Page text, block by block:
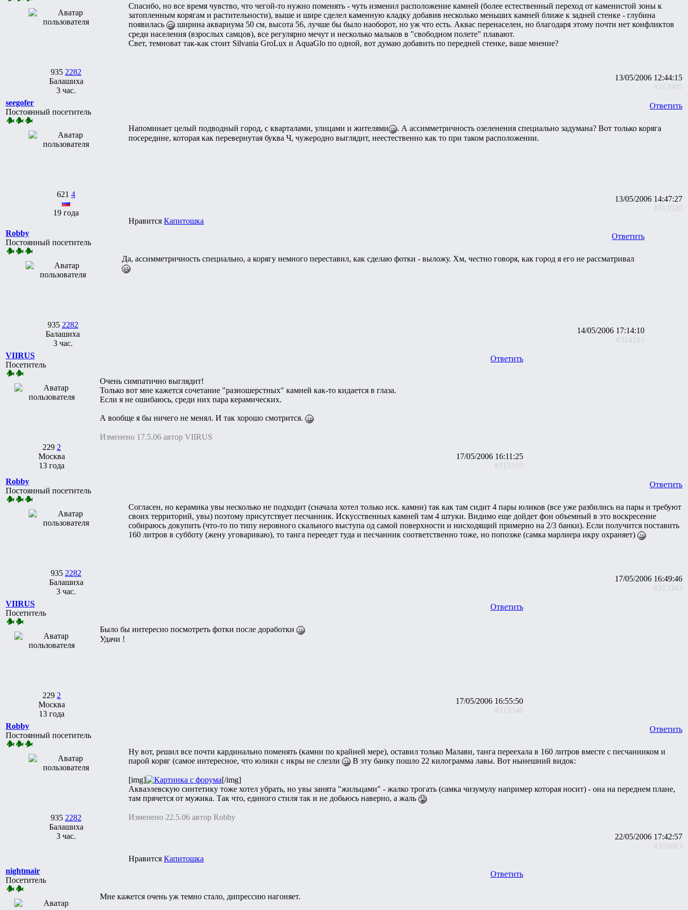
935 2282
Балашиха
3 час.
Спасибо, но все время чувство, что чегой-то нужно поменять - чуть изменил расположение камней (более естественный переход от каменистой зоны к
затопленным корягам и растительности), выше и шире сделел каменную кладку добавив несколько меньших камней ближе к задней стенке - глубина
появилась
ширина аквариума 50 см, высота 56, лучше бы было наоборот, но уж что есть. Аквас перенаселен, но благодаря этому почти нет конфликтов
среди населения (взрослых самцов), все регулярно мечут и несколько мальков в "свободном полете" плавают.
Свет, темноват так-как стоит Silvania GroLux и AquaGlo по одной, вот думаю добавить по передней стенке, ваше мнение?
13/05/2006 12:44:15
#313905
seegofer
Постоянный посетитель
621 4
19 года
Ответить
Напоминает целый подводный город, с кварталами, улицами и жителями
. А ассимметричность озеленения специально задумана? Вот только коряга
посередине, которая как перевернутая буква Ч, чужеродно выглядит, неестественно как то при таком расположении.
13/05/2006 14:47:27
#313926
Нравится Капитошка
Robby
Постоянный посетитель
935 2282
Балашиха
3 час.
Ответить
Да, ассимметричность специально, а корягу немного переставил, как сделаю фотки - выложу. Хм, честно говоря, как город я его не рассматривал
14/05/2006 17:14:10
#314161
VIIRUS
Посетитель
229 2
Москва
13 года
Ответить
Очень симпатично выглядит!
Только вот мне кажется сочетание "разношерстных" камней как-то кидается в глаза.
Если я не ошибаюсь, среди них пара керамических.
А вообще я бы ничего не менял. И так хорошо смотрится.
Изменено 17.5.06 автор VIIRUS
17/05/2006 16:11:25
#315319
Robby
Постоянный посетитель
935 2282
Балашиха
3 час.
Ответить
Согласен, но керамика увы несколько не подходит (сначала хотел только иск. камни) так как там сидит 4 пары юликов (все уже разбились на пары и требуют
своих территорий, увы) поэтому присутствует песчанник. Искусственных камней там 4 штуки. Видимо еще дойдет фон объемный в это воскресение
собираюсь докупить (что-то по типу неровного скального выступа од самой поверхности и нисходящий примерно на 2/3 банки). Если получится поставить
160 литров в субботу (жену уговариваю), то танга переедет туда и песчанник соответственно тоже, но попозже (самка марлиера икру охраняет)
17/05/2006 16:49:46
#315343
VIIRUS
Посетитель
229 2
Москва
13 года
Ответить
Было бы интересно посмотреть фотки после доработки
Удачи !
17/05/2006 16:55:50
#315348
Robby
Постоянный посетитель
935 2282
Балашиха
3 час.
Ответить
Ну вот, решил все почти кардинально поменять (камни по крайней мере), оставил только Малави, танга переехала в 160 литров вместе с песчанником и
парой коряг (самое интересное, что юлики с икры не слезли
В эту банку пошло 22 килограмма лавы. Вот нынешний видок:
[img]
[/img]
Акваэлевскую синтетику тоже хотел убрать, но увы занята "жильцами" - жалко трогать (самка чизумулу например которая носит) - она на переднем плане,
там прячется от мужика. Так что, единого стиля так и не добьюсь наверно, а жаль
Изменено 22.5.06 автор Robby
22/05/2006 17:42:57
#316663
Нравится Капитошка
nightmair
Посетитель
Ответить
Мне кажется очень уж темно стало, дипрессию нагоняет.